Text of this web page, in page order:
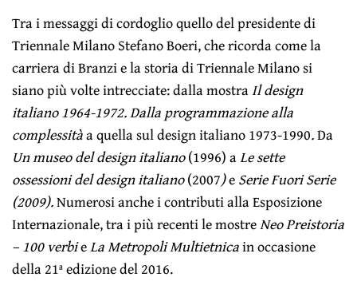
Tra i messaggi di cordoglio quello del presidente di
Triennale Milano Stefano Boeri, che ricorda come la
carriera di Branzi e la storia di Triennale Milano si
siano più volte intrecciate: dalla mostraIl design
italiano 1964-1972. Dalla programmazione alla
complessitàa quella suldesign italiano 1973-1990.Da
Un museo del design italiano(1996) aLe sette
ossessioni del design italiano(2007)eSerie Fuori Serie
(2009).Numerosi anche i contributi alla Esposizione
Internazionale, tra i più recenti le mostreNeo Preistoria
– 100 verbieLa Metropoli Multietnicain occasione
della 21ª edizione del 2016.